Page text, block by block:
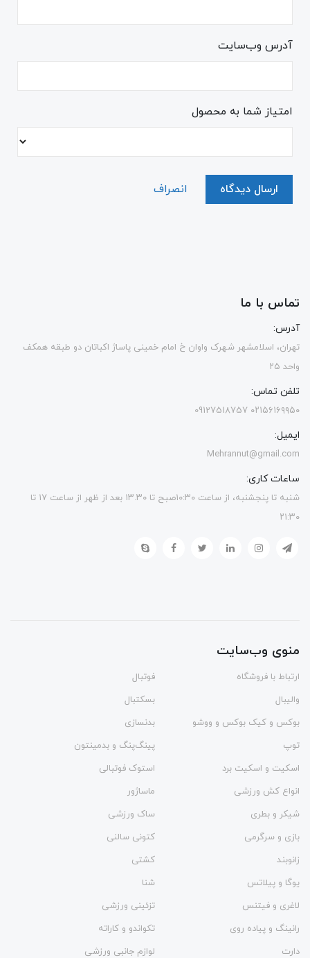
آدرس وب‌سایت
امتیاز شما به محصول
ارسال دیدگاه انصراف
تماس با ما
آدرس:
تهران، اسلامشهر شهرک واوان خ امام خمینی پاساژ اکباتان دو طبقه همکف
واحد ۲۵
تلفن تماس:
۰۲۱۵۶۱۶۹۹۵۰ 09127518757
ایمیل:
Mehrannut@gmail.com
ساعات کاری:
شنبه تا پنجشنبه، از ساعت ۱۰:۳۰صبح تا ۱۳.۳۰ بعد از ظهر از ساعت ۱۷ تا
۲۱:۳۰
منوی وب‌سایت
ارتباط با فروشگاه
فوتبال
والیبال
بسکتبال
بوکس و کیک بوکس و ووشو
بدنسازی
توپ
پینگ‌پنگ و بدمينتون
اسکیت و اسکیت برد
استوک فوتبالی
انواع کش ورزشی
ماساژور
شیکر و بطری
ساک ورزشی
بازی و سرگرمی
کتونی سالنی
زانوبند
کشتی
یوگا و پیلاتس
شنا
لاغری و فیتنس
تزئینی ورزشی
رانینگ و پیاده روی
تکواندو و کاراته
دارت
لوازم جانبی ورزشی